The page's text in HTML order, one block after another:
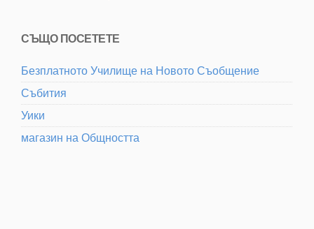
СЪЩО ПОСЕТЕТЕ
Безплатното Училище на Новото Съобщение
Събития
Уики
магазин на Общността